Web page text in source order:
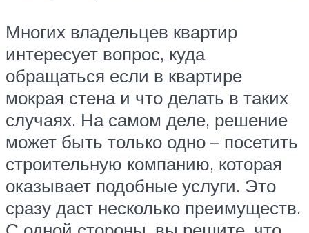
Многих владельцев квартир
интересует вопрос, куда
обращаться если в квартире
мокрая стена и что делать в таких
случаях. На самом деле, решение
может быть только одно – посетить
строительную компанию, которая
оказывает подобные услуги. Это
сразу даст несколько преимуществ.